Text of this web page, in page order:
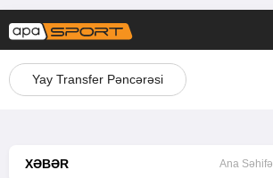
Yay Transfer Pəncərəsi
XƏBƏR Ana Səhifə